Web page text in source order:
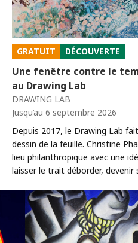
GRATUIT DÉCOUVERTE
Une fenêtre contre le
au Drawing Lab
DRAWING LAB
Jusqu’au 6 septembre 2026
Depuis 2017, le Drawing Lab
dessin de la feuille. Christine
lieu philanthropique avec une
laisser le trait déborder, devenir